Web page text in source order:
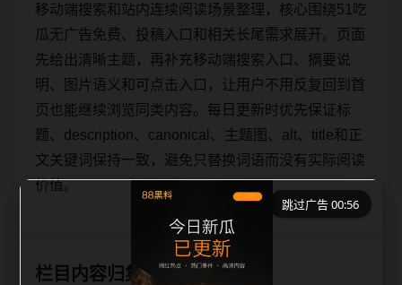
移动端搜索和站内连续阅读场景整理，核心围绕51吃
瓜无广告免费、投稿入口和相关长尾需求展开。页面
先给出清晰主题，再补充移动端搜索入口、摘要说
明、图片语义和可点击入口，让用户不用反复回到首
页也能继续浏览同类内容。每日更新时优先保证标
题、description、canonical、主题图、alt、title和正
文关键词保持一致，避免只替换词语而没有实际阅读
价值。
栏目内容归集
跳过广告 00:56